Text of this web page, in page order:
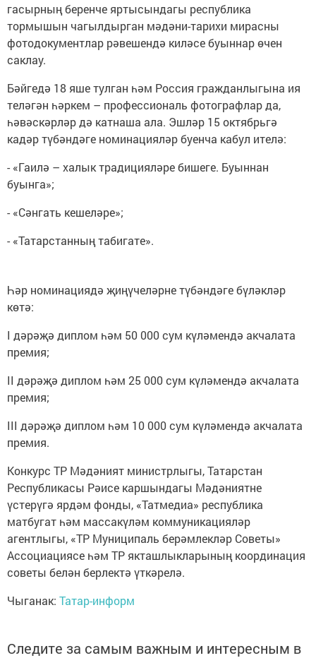
гасырның беренче яртысындагы республика
тормышын чагылдырган мәдәни-тарихи мирасны
фотодокументлар рәвешендә киләсе буыннар өчен
саклау.
Бәйгедә 18 яше тулган һәм Россия гражданлыгына ия
теләгән һәркем – профессиональ фотографлар да,
һәвәскәрләр дә катнаша ала. Эшләр 15 октябрьгә
кадәр түбәндәге номинацияләр буенча кабул ителә:
- «Гаилә – халык традицияләре бишеге. Буыннан
буынга»;
- «Сәнгать кешеләре»;
- «Татарстанның табигате».
Һәр номинациядә җиңүчеләрне түбәндәге бүләкләр
көтә:
I дәрәҗә диплом һәм 50 000 сум күләмендә акчалата
премия;
II дәрәҗә диплом һәм 25 000 сум күләмендә акчалата
премия;
III дәрәҗә диплом һәм 10 000 сум күләмендә акчалата
премия.
Конкурс ТР Мәдәният министрлыгы, Татарстан
Республикасы Рәисе каршындагы Мәдәниятне
үстерүгә ярдәм фонды, «Татмедиа» республика
матбугат һәм массакүләм коммуникацияләр
агентлыгы, «ТР Муниципаль берәмлекләр Советы»
Ассоциациясе һәм ТР якташлыкларының координация
советы белән берлектә үткәрелә.
Чыганак: Татар-информ
Следите за самым важным и интересным в